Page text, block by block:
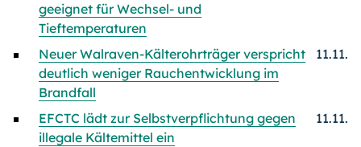
geeignet für Wechsel- und
Tieftemperaturen
Neuer Walraven-Kälterohrträger verspricht
deutlich weniger Rauchentwicklung im
Brandfall
11.11.
EFCTC lädt zur Selbstverpflichtung gegen
illegale Kältemittel ein
11.11.